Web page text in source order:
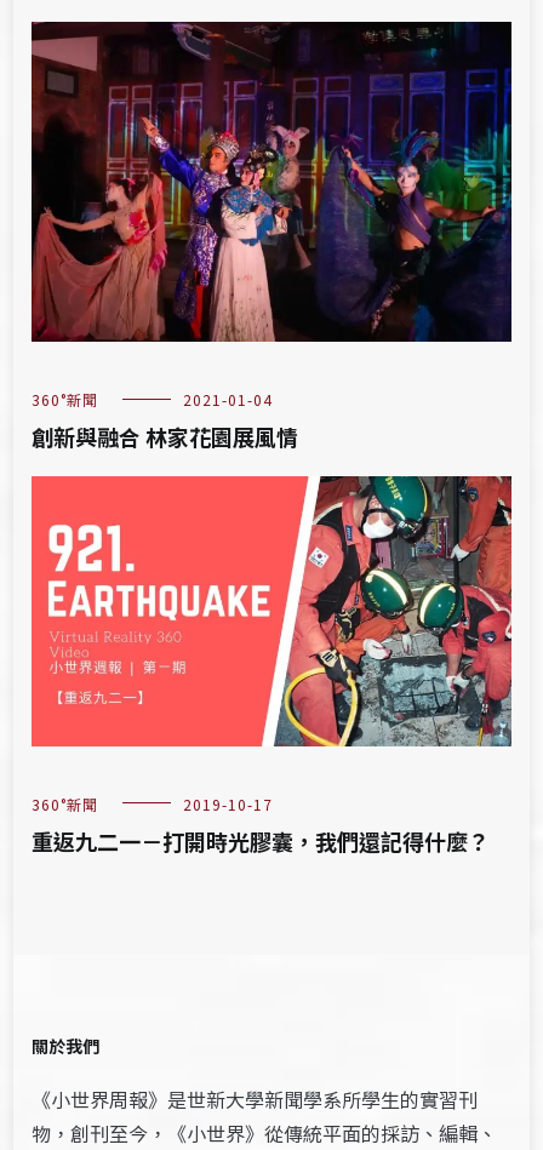
360°新聞 2021-01-04
創新與融合 林家花園展風情
360°新聞 2019-10-17
重返九二一－打開時光膠囊，我們還記得什麼？
關於我們
《小世界周報》是世新大學新聞學系所學生的實習刊
物，創刊至今，《小世界》從傳統平面的採訪、編輯、